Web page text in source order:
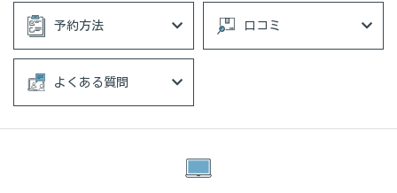
予約方法 口コミ
よくある質問